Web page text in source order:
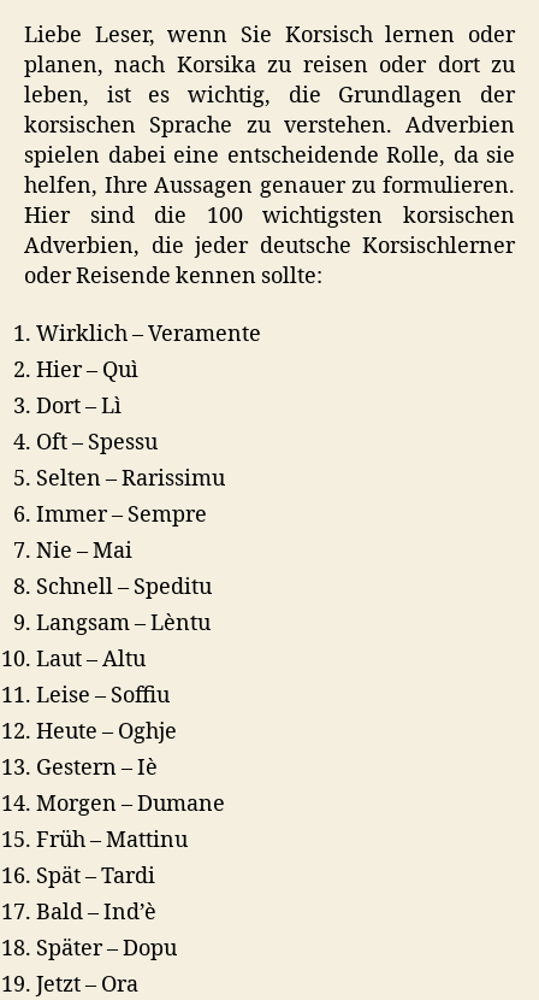
Liebe Leser, wenn Sie Korsisch lernen oder
planen, nach Korsika zu reisen oder dort zu
leben, ist es wichtig, die Grundlagen der
korsischen Sprache zu verstehen. Adverbien
spielen dabei eine entscheidende Rolle, da sie
helfen, Ihre Aussagen genauer zu formulieren.
Hier sind die 100 wichtigsten korsischen
Adverbien, die jeder deutsche Korsischlerner
oder Reisende kennen sollte:
Wirklich – Veramente
Hier – Quì
Dort – Lì
Oft – Spessu
Selten – Rarissimu
Immer – Sempre
Nie – Mai
Schnell – Speditu
Langsam – Lèntu
Laut – Altu
Leise – Soffiu
Heute – Oghje
Gestern – Iè
Morgen – Dumane
Früh – Mattinu
Spät – Tardi
Bald – Ind’è
Später – Dopu
Jetzt – Ora